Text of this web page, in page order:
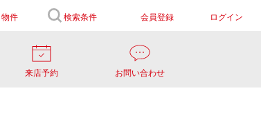
物件 検索条件 会員登録 ログイン
来店予約 お問い合わせ